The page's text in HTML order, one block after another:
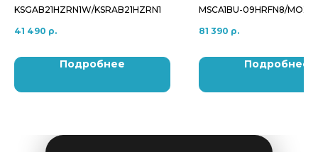
KSGAB21HZRN1W/KSRAB21HZRN1
41 490 р.
Подробнее
MSCA1BU-09HRFN8/
81 390 р.
Подробнее